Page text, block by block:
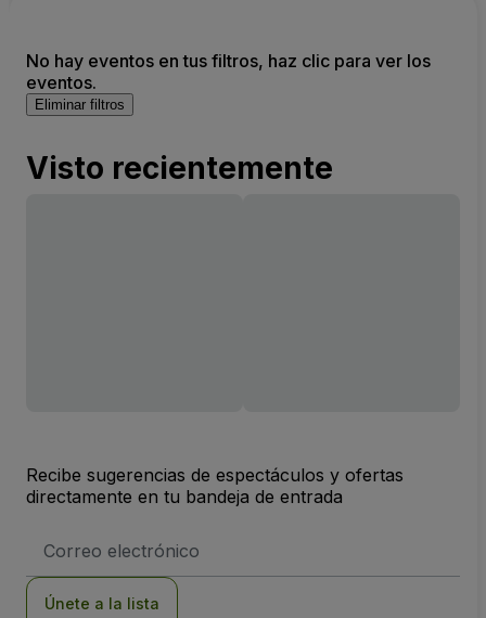
No hay eventos en tus filtros, haz clic para ver los
eventos.
Eliminar filtros
Visto recientemente
Recibe sugerencias de espectáculos y ofertas
directamente en tu bandeja de entrada
de
Únete a la lista